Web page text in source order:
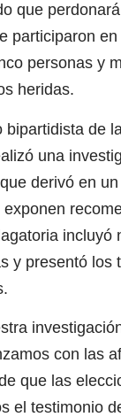
que
participaron
personas y
heridas.
bipartidista de
una
derivó en
incluyó
y presentó los
con las
que las
el testimonio